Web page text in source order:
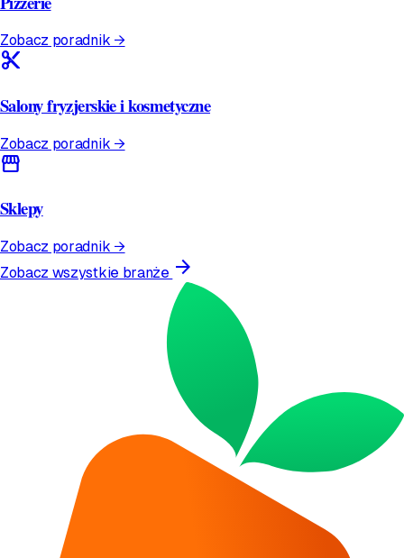
Zobacz poradnik →
content_cut
Salony fryzjerskie i kosmetyczne
Zobacz poradnik →
storefront
Sklepy
Zobacz poradnik →
Zobacz wszystkie branże arrow_forward